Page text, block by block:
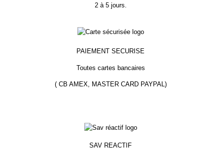
2 à 5 jours.
PAIEMENT SECURISE
Toutes cartes bancaires
( CB AMEX, MASTER CARD PAYPAL)
SAV REACTIF